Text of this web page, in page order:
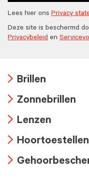
Lees hier ons Privacy
Deze site is beschermd
Privacybeleid en
icon
Brillen
icon
Zonnebrillen
icon
Lenzen
icon
Hoortoestellen